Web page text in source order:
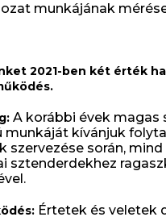
munkájának
2021-ben két érték
A korábbi évek magas
munkáját kívánjuk
szervezése során,
sztenderdekhez
Értetek és veletek